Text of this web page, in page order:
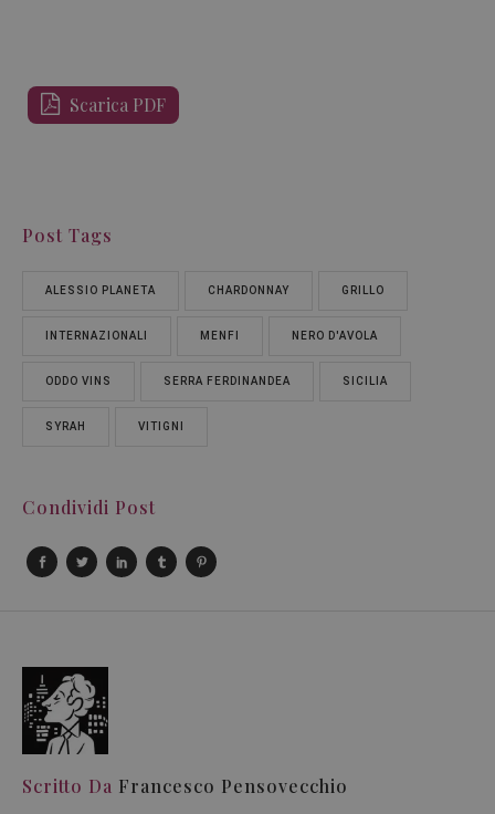
Scarica PDF
Post Tags
ALESSIO PLANETA CHARDONNAY GRILLO
INTERNAZIONALI MENFI NERO D'AVOLA
ODDO VINS SERRA FERDINANDEA SICILIA
SYRAH VITIGNI
Condividi Post
Scritto Da Francesco Pensovecchio